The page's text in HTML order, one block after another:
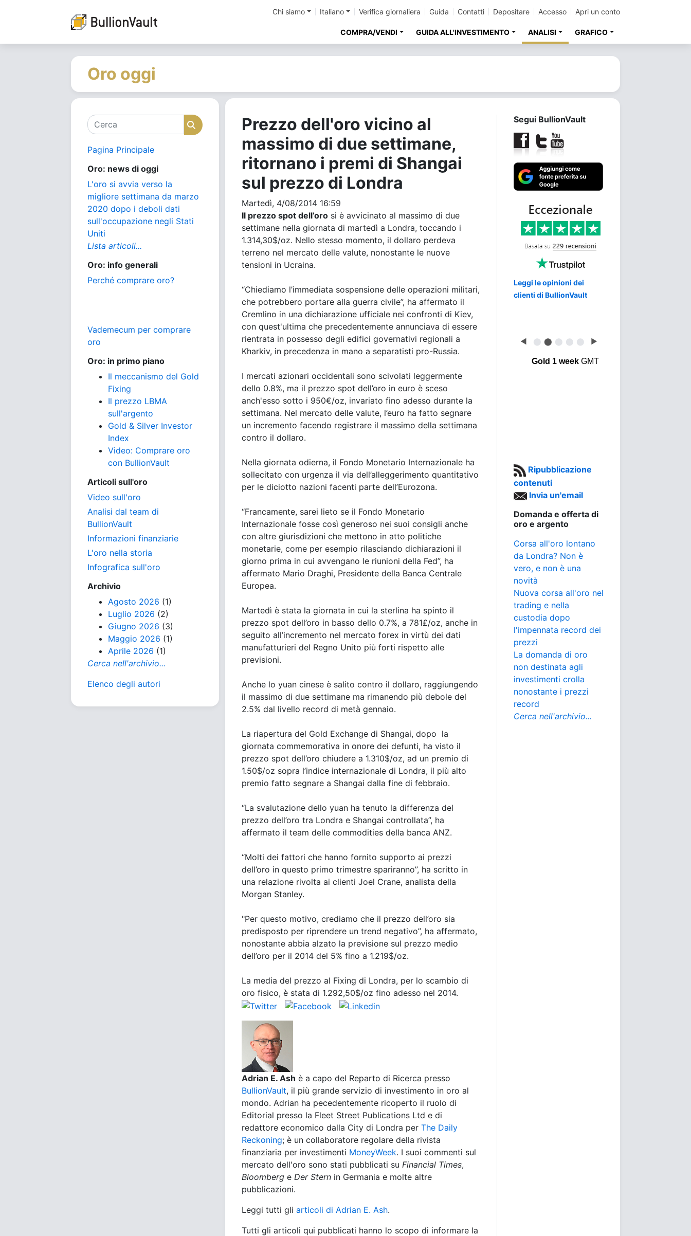
Chi siamo Italiano Verifica giornaliera Guida Contatti Depositare Accesso Apri un conto
COMPRA/VENDI GUIDA ALL'INVESTIMENTO ANALISI GRAFICO
Oro oggi
Cerca Cerca
Pagina Principale
Oro: news di oggi
L'oro si avvia verso la
migliore settimana da marzo
2020 dopo i deboli dati
sull'occupazione negli Stati
Uniti
Lista articoli...
Oro: info generali
Perché comprare oro?
Vademecum per comprare
oro
Oro: in primo piano
Il meccanismo del Gold
Fixing
Il prezzo LBMA
sull'argento
Gold & Silver Investor
Index
Video: Comprare oro
con BullionVault
Articoli sull'oro
Video sull'oro
Analisi dal team di
BullionVault
Informazioni finanziarie
L'oro nella storia
Infografica sull'oro
Archivio
Agosto 2026 (1)
Luglio 2026 (2)
Giugno 2026 (3)
Maggio 2026 (1)
Aprile 2026 (1)
Cerca nell'archivio...
Elenco degli autori
Prezzo dell'oro vicino al
massimo di due settimane,
ritornano i premi di Shangai
sul prezzo di Londra
Martedì, 4/08/2014 16:59
Il prezzo spot dell’oro si è avvicinato al massimo di due
settimane nella giornata di martedì a Londra, toccando i
1.314,30$/oz. Nello stesso momento, il dollaro perdeva
terreno nel mercato delle valute, nonostante le nuove
tensioni in Ucraina.
“Chiediamo l’immediata sospensione delle operazioni militari,
che potrebbero portare alla guerra civile”, ha affermato il
Cremlino in una dichiarazione ufficiale nei confronti di Kiev,
con quest'ultima che precedentemente annunciava di essere
rientrata in possesso degli edifici governativi regionali a
Kharkiv, in precedenza in mano a separatisti pro-Russia.
I mercati azionari occidentali sono scivolati leggermente
dello 0.8%, ma il prezzo spot dell’oro in euro è sceso
anch'esso sotto i 950€/oz, invariato fino adesso durante la
settimana. Nel mercato delle valute, l’euro ha fatto segnare
un incremento facendo registrare il massimo della settimana
contro il dollaro.
Nella giornata odierna, il Fondo Monetario Internazionale ha
sollecitato con urgenza il via dell’alleggerimento quantitativo
per le diciotto nazioni facenti parte dell’Eurozona.
“Francamente, sarei lieto se il Fondo Monetario
Internazionale fosse così generoso nei suoi consigli anche
con altre giurisdizioni che mettono in atto politiche
monetarie, come per esempio rilasciando dichiarazioni il
giorno prima in cui avvengano le riunioni della Fed”, ha
affermato Mario Draghi, Presidente della Banca Centrale
Europea.
Martedì è stata la giornata in cui la sterlina ha spinto il
prezzo spot dell’oro in basso dello 0.7%, a 781£/oz, anche in
seguito all’incremento nel mercato forex in virtù dei dati
manufatturieri del Regno Unito più forti rispetto alle
previsioni.
Anche lo yuan cinese è salito contro il dollaro, raggiungendo
il massimo di due settimane ma rimanendo più debole del
2.5% dal livello record di metà gennaio.
La riapertura del Gold Exchange di Shangai, dopo la
giornata commemorativa in onore dei defunti, ha visto il
prezzo spot dell’oro chiudere a 1.310$/oz, ad un premio di
1.50$/oz sopra l’indice internazionale di Londra, il più alto
premio fatto segnare a Shangai dalla fine di febbraio.
“La svalutazione dello yuan ha tenuto la differenza del
prezzo dell’oro tra Londra e Shangai controllata”, ha
affermato il team delle commodities della banca ANZ.
“Molti dei fattori che hanno fornito supporto ai prezzi
dell’oro in questo primo trimestre spariranno”, ha scritto in
una relazione rivolta ai clienti Joel Crane, analista della
Morgan Stanley.
"Per questo motivo, crediamo che il prezzo dell’oro sia
predisposto per riprendere un trend negativo”, ha affermato,
nonostante abbia alzato la previsione sul prezzo medio
dell’oro per il 2014 del 5% fino a 1.219$/oz.
La media del prezzo al Fixing di Londra, per lo scambio di
oro fisico, è stata di 1.292,50$/oz fino adesso nel 2014.
Adrian E. Ash è a capo del Reparto di Ricerca presso
BullionVault, il più grande servizio di investimento in oro al
mondo. Adrian ha pecedentemente ricoperto il ruolo di
Editorial presso la Fleet Street Publications Ltd e di
redattore economico dalla City di Londra per The Daily
Reckoning; è un collaboratore regolare della rivista
finanziaria per investimenti MoneyWeek. I suoi commenti sul
mercato dell'oro sono stati pubblicati su Financial Times,
Bloomberg e Der Stern in Germania e molte altre
pubblicazioni.
Leggi tutti gli articoli di Adrian E. Ash.
Tutti gli articoli qui pubblicati hanno lo scopo di informare la
Segui BullionVault
Leggi le opinioni dei
clienti di BullionVault
◀ ⬤ ⬤ ⬤ ⬤ ⬤ ▶
Gold 1 weekGMT
Ripubblicazione
contenuti
Invia un'email
Domanda e offerta di
oro e argento
Corsa all'oro lontano
da Londra? Non è
vero, e non è una
novità
Nuova corsa all'oro nel
trading e nella
custodia dopo
l'impennata record dei
prezzi
La domanda di oro
non destinata agli
investimenti crolla
nonostante i prezzi
record
Cerca nell'archivio...